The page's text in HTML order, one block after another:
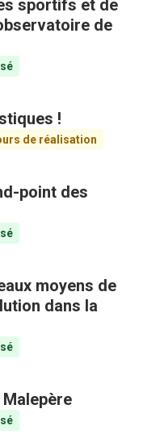
sportifs et de
de
!
de réalisation
point des
moyens de
dans la